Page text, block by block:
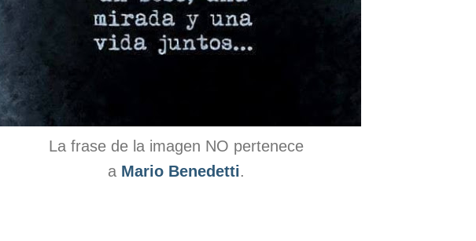
La frase de la imagen NO pertenece
a Mario Benedetti.